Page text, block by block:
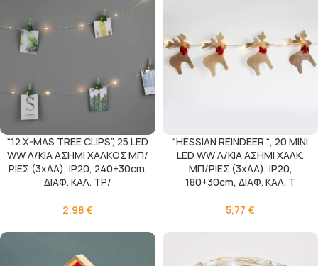
“12 X-MAS TREE CLIPS”, 25 LED
WW Λ/ΚΙΑ ΑΣΗΜΙ ΧΑΛΚΟΣ ΜΠ/
ΡΙΕΣ (3xAA), IP20, 240+30cm,
ΔΙΑΦ. ΚΑΛ. ΤΡ/
2,98€
“HESSIAN REINDEER “, 20 MINI
LED WW Λ/ΚΙΑ ΑΣΗΜΙ ΧΑΛK.
ΜΠ/ΡΙΕΣ (3xAA), IP20,
180+30cm, ΔΙΑΦ. ΚΑΛ. Τ
5,77 €